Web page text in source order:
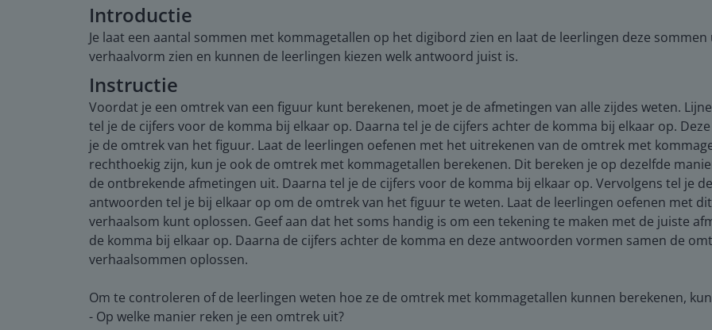
Introductie
Je laat een aantal sommen met kommagetallen op het digibord zien en laat de leerlingen deze
verhaalvorm zien en kunnen de leerlingen kiezen welk antwoord juist is.
Instructie
Voordat je een omtrek van een figuur kunt berekenen, moet je de afmetingen van alle zijdes weten.
tel je de cijfers voor de komma bij elkaar op. Daarna tel je de cijfers achter de komma bij elkaar op.
je de omtrek van het figuur. Laat de leerlingen oefenen met het uitrekenen van de omtrek met
rechthoekig zijn, kun je ook de omtrek met kommagetallen berekenen. Dit bereken je op dezelfde
de ontbrekende afmetingen uit. Daarna tel je de cijfers voor de komma bij elkaar op. Vervolgens tel je
antwoorden tel je bij elkaar op om de omtrek van het figuur te weten. Laat de leerlingen oefenen met
verhaalsom kunt oplossen. Geef aan dat het soms handig is om een tekening te maken met de juiste
de komma bij elkaar op. Daarna de cijfers achter de komma en deze antwoorden vormen samen de
verhaalsommen oplossen.
Om te controleren of de leerlingen weten hoe ze de omtrek met kommagetallen kunnen berekenen,
- Op welke manier reken je een omtrek uit?